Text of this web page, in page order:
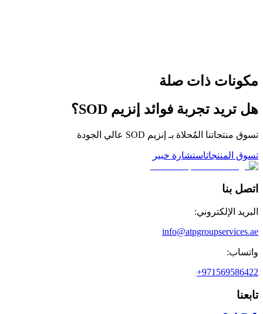
مكونات ذات صلة
هل تريد تجربة فوائد إنزيم SOD؟
تسوق منتجاتنا المُحلاة بـ إنزيم SOD عالي الجودة
تسوق المنتجاتاستشارة خبير
اتصل بنا
البريد الإلكتروني:
info@atpgroupservices.ae
واتساب:
+971569586422
تابعنا